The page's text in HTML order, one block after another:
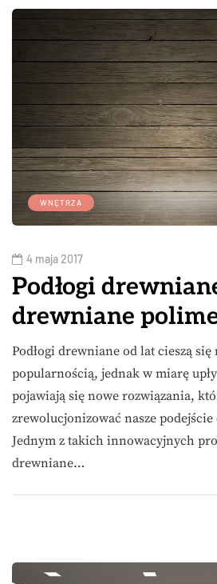
WNĘTRZA
4 maja 2017
Podłogi
drewniane
Podłogi drewniane od lat cieszą się
popularnością, jednak w miarę
pojawiają się nowe rozwiązania,
zrewolucjonizować nasze
Jednym z takich innowacyjnych
drewniane…